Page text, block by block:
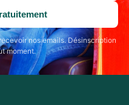
nos emails. Désinscription
moment.